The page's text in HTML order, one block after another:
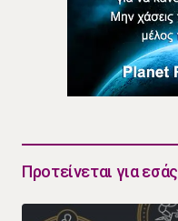
Προτείνεται για εσάς